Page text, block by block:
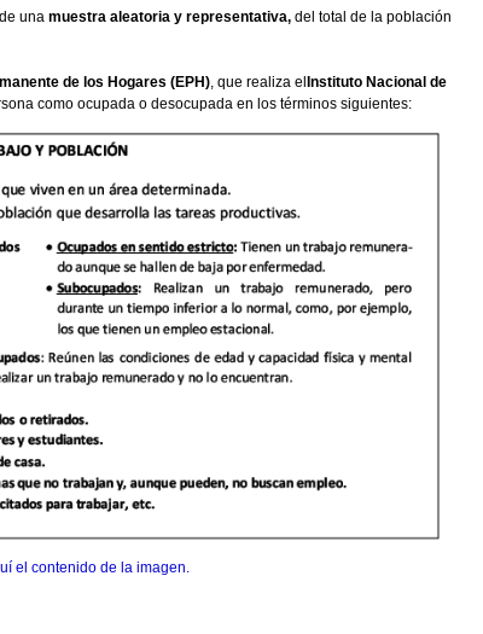
una muestra aleatoria y representativa,del total de la población
de los Hogares (EPH), que realiza el Instituto Nacional de
como ocupada o desocupada en los términos siguientes:
el contenido de la imagen.